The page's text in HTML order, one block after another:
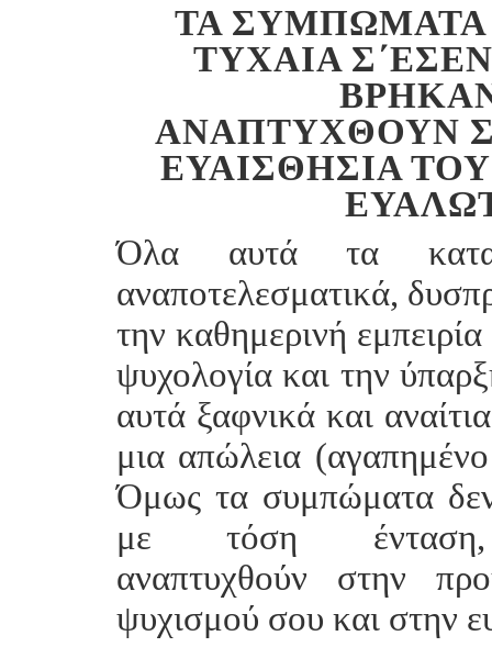
ΤΑ
ΤΥΧΑΊΑ
ΑΝΑΠΤΥΧΘΟΎΝ
ΕΥΑΙΣΘΗΣΊΑ
Όλα αυτά τα
αναποτελεσματικά,
την καθημερινή
ψυχολογία και την
αυτά ξαφνικά και
μια απώλεια
Όμως τα συμπώματα δεν
με τόση
αναπτυχθούν στην
ψυχισμού σου και στην